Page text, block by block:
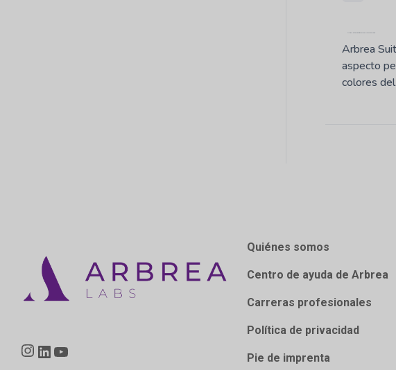
Última actualización: 31 de marzo de 2025
Arbrea
aspecto
colores
Instagram
LinkedIn
Quiénes somos
Centro de ayuda de Arbrea
Carreras profesionales
Política de privacidad
Pie de imprenta